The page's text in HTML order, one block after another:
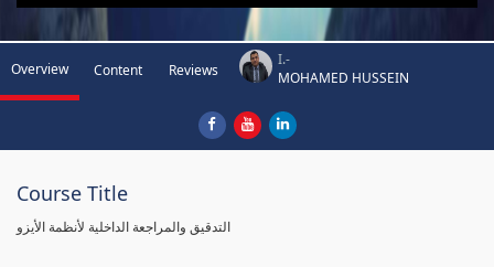
Overview Content Reviews
I.-
MOHAMED HUSSEIN
Course Title
التدقيق والمراجعة الداخلية لأنظمة الأيزو